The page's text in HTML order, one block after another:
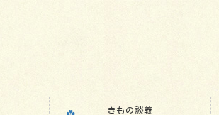
きもの談義